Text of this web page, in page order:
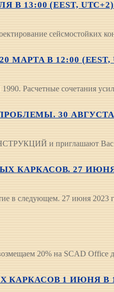
13:00 (EEST, UTC+2)
сейсмостойких
В 12:00 (EEST,
Расчетные сочетания
30 АВГУСТА В
и приглашают Вас
КАРКАСОВ. 27 ИЮНЯ В
в следующем. 27 июня 2023
20% на SCAD Office
1 ИЮНЯ В